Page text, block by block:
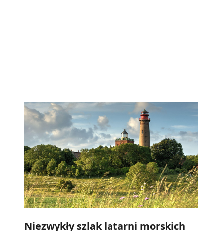
Niezwykły szlak latarni morskich